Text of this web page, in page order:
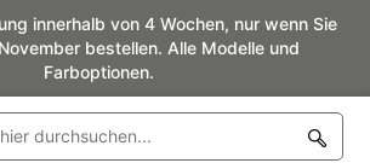
innerhalb von 4 Wochen, nur wenn Sie
bestellen. Alle Modelle und
Farboptionen.